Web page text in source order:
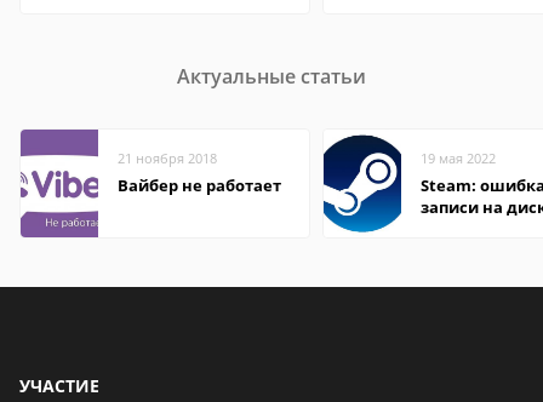
Актуальные статьи
21 ноября 2018
Вайбер не работает
19 мая 2022
Steam:
записи на
УЧАСТИЕ